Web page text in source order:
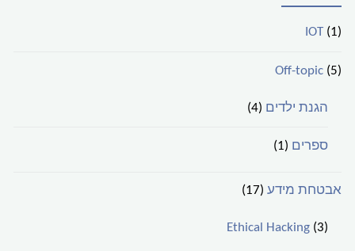
IOT (1)
Off-topic(5)
הגנת ילדים (4)
ספרים (1)
אבטחת מידע (17)
Ethical Hacking(3)